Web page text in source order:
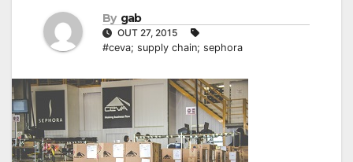
By gab
OUT 27, 2015
#ceva; supply chain; sephora